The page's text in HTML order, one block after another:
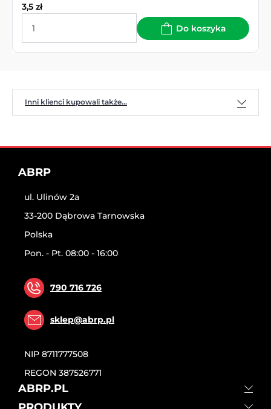
3,5 zł
Do koszyka
Inni klienci kupowali także...
ABRP
ul. Ulinów 2a
33-200 Dąbrowa Tarnowska
Polska
Pon. - Pt. 08:00 - 16:00
790 716 726
sklep@abrp.pl
NIP 8711777508
REGON 387526771
ABRP.PL